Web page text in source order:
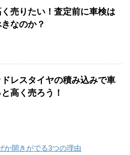
売りたい！査定前に車検は
なのか？
レスタイヤの積み込みで車
高く売ろう！
か開きがでる3つの理由